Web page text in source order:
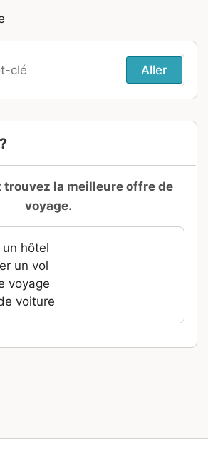
trouvez la meilleure offre de
voyage.
hôtel
un vol
voyage
voiture